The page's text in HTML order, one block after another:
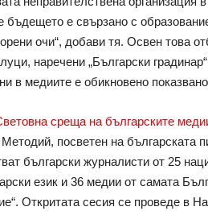
бъдещето е свързано с
очи“, добави тя. Освен това
наречени „Български
в медиите е обикновено
среща на българските
посветен на българската
български журналисти от 25
език и 36 медии от самата
Откритата сесия се проведе в